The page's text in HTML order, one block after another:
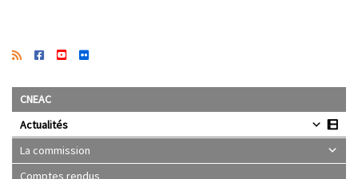
CNEAC
Actualités
La commission
Comptes rendus